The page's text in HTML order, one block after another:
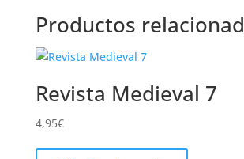
Productos
Revista Medieval 7
4,95€